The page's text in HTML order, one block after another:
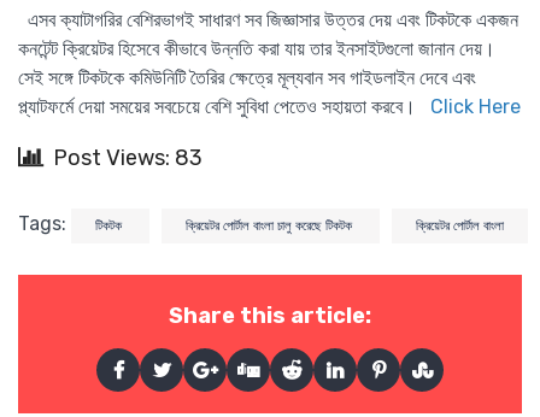
এসব ক্যাটাগরির বেশিরভাগই সাধারণ সব জিজ্ঞাসার উত্তর দেয় এবং টিকটকে একজন
কনটেন্ট ক্রিয়েটর হিসেবে কীভাবে উন্নতি করা যায় তার ইনসাইটগুলো জানান দেয়।
সেই সঙ্গে টিকটকে কমিউনিটি তৈরির ক্ষেত্রে মূল্যবান সব গাইডলাইন দেবে এবং
প্ল্যাটফর্মে দেয়া সময়ের সবচেয়ে বেশি সুবিধা পেতেও সহায়তা করবে। Click Here
Post Views: 83
Tags: টিকটক ক্রিয়েটর পোর্টাল বাংলা চালু করেছে টিকটক ক্রিয়েটর পোর্টাল বাংলা
Share this article: